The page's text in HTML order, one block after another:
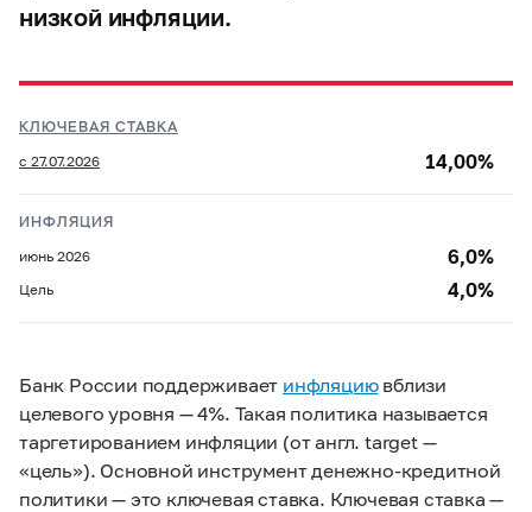
низкой инфляции.
КЛЮЧЕВАЯ СТАВКА
с 27.07.2026 14,00%
ИНФЛЯЦИЯ
июнь 2026 6,0%
Цель 4,0%
Банк России поддерживает инфляциювблизи
целевого уровня — 4%. Такая политика называется
таргетированием инфляции (от англ. target —
«цель»). Основной инструмент денежно-кредитной
политики — это ключевая ставка. Ключевая ставка —